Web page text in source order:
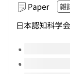
Paper 雑
日本認知科学
Volumes of this title